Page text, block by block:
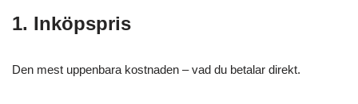
1. Inköpspris
Den mest uppenbara kostnaden – vad du betalar direkt.